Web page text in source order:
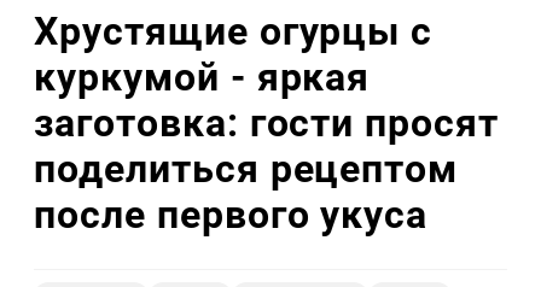
Хрустящие огурцы с
куркумой - яркая
заготовка: гости просят
поделиться рецептом
после первого укуса